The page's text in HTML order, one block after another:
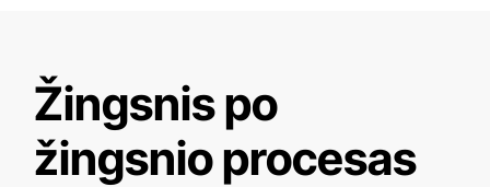
Žingsnis po
žingsnio procesas